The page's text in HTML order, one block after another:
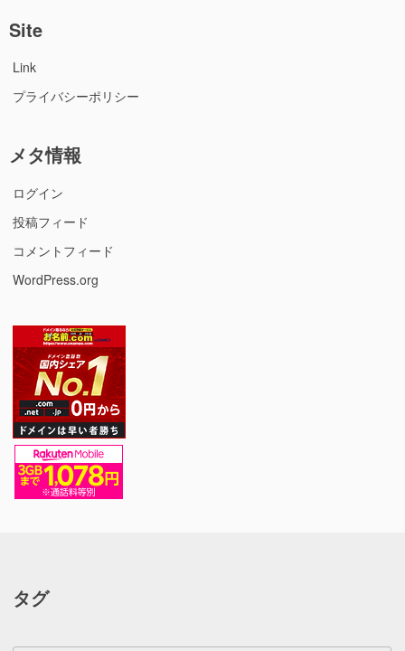
Site
Link
プライバシーポリシー
メタ情報
ログイン
投稿フィード
コメントフィード
WordPress.org
タグ